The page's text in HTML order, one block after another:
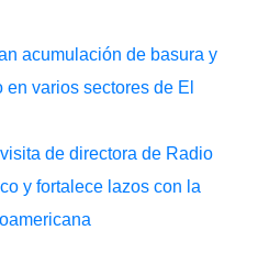
acumulación de basura y
varios sectores de El
de directora de Radio
y fortalece lazos con la